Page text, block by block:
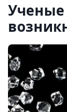
Ученые